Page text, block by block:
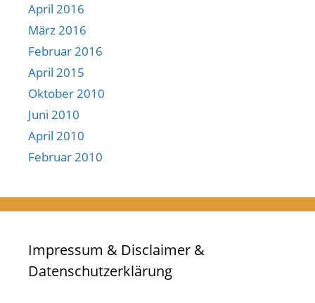
April 2016
März 2016
Februar 2016
April 2015
Oktober 2010
Juni 2010
April 2010
Februar 2010
Impressum & Disclaimer &
Datenschutzerklärung